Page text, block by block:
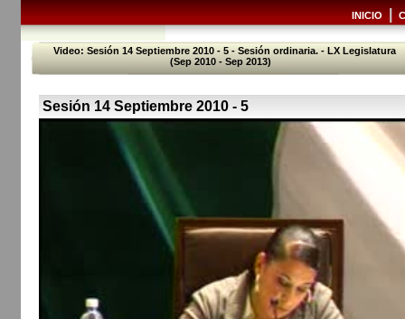
INICIO |
Video: Sesión 14 Septiembre 2010 - 5 - Sesión ordinaria. - LX Legislatura
(Sep 2010 - Sep 2013)
Sesión 14 Septiembre 2010 - 5